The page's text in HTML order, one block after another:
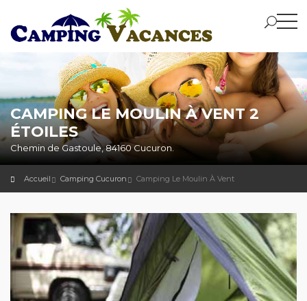
CAMPING LE MOULIN À VENT 2
ÉTOILES
Chemin de Gastoule, 84160 Cucuron.
Accueil Camping Cucuron Camping Le Moulin À Vent